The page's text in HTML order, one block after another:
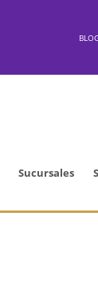
Sucursales